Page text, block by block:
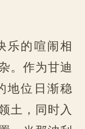
乐的喧闹相
。作为甘迪
地位日渐稳
土，同时入